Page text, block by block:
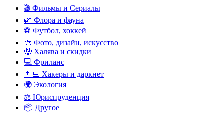
🎬 Фильмы и Сериалы
🌿 Флора и фауна
⚽ Футбол, хоккей
🎨 Фото, дизайн, искусство
🤑 Халява и скидки
💻 Фриланс
👨‍💻 Хакеры и даркнет
🌍 Экология
⚖️ Юриспруденция
📦 Другое